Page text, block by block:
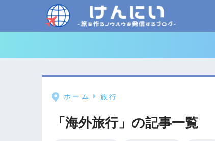
ホーム 旅行
「海外旅行」の記事一覧